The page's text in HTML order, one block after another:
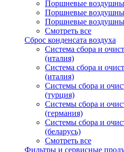
Поршневые
Поршневые
Поршневые
Смотреть все
Сброс конденсата воздуха
Система сбора и
(италия)
Система сбора и
(италия)
Системы сбора и
(турция)
Системы сбора и
(германия)
Системы сбора и
(беларусь)
Смотреть все
Фильтры и сервисные